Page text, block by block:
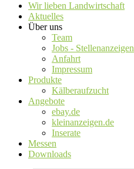
Wir lieben Landwirtschaft
Aktuelles
Über uns
Team
Jobs - Stellenanzeigen
Anfahrt
Impressum
Produkte
Kälberaufzucht
Angebote
ebay.de
kleinanzeigen.de
Inserate
Messen
Downloads